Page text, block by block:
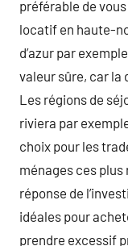
préférable de
locatif en haute-
d’azur par
valeur sûre, car la
Les régions de
riviera par
choix pour les
ménages ces
réponse de
idéales pour
prendre excessif